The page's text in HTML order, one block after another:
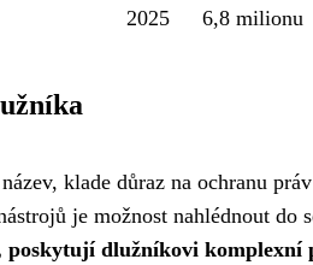
2025 6,8 milionu
klade důraz na ochranu
je možnost nahlédnout do
poskytují dlužníkovi